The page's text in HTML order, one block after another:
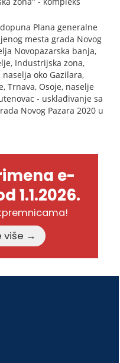
Plana generalne
mesta grada Novog
Novopazarska banja,
Industrijska zona,
naselja oko Gazilara,
Trnava, Osoje, naselje
- usklađivanje sa
Novog Pazara 2020 u
e-
1.1.2026.
Pročitajte više →